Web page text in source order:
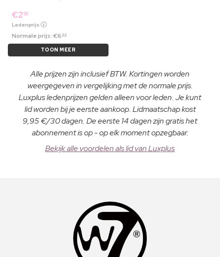
€2 09
Ledenprijs
Normale prijs:€6 99
TOON MEER
Alle prijzen zijn inclusief BTW. Kortingen worden
weergegeven in vergelijking met de normale prijs.
Luxplus ledenprijzen gelden alleen voor leden. Je kunt
lid worden bij je eerste aankoop. Lidmaatschap kost
9,95 €/30 dagen. De eerste 14 dagen zijn gratis het
abonnement is op - op elk moment opzegbaar.
Bekijk alle voordelen als lid van Luxplus